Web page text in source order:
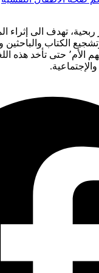
تهدف الى إثراء
على والويب٬ وتشجيع الكتاب
مشاركة المعلومة بلغتهم الأم٬